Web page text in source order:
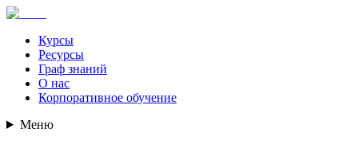
Курсы
Ресурсы
Граф знаний
О нас
Корпоративное обучение
Меню